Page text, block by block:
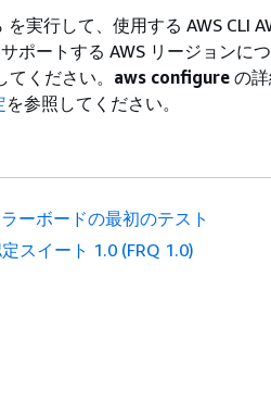
を実行して、使用する AWS CLI
ポートする AWS リージョンにつ
てください。 aws configure の詳
を参照してください。
ーボードの最初のテスト
スイート 1.0 (FRQ 1.0)